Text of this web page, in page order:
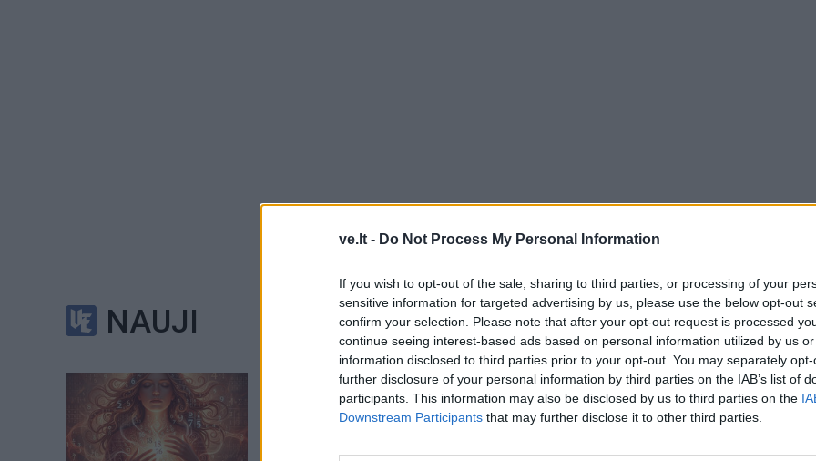
ve.lt - Do Not Process My Personal Information
If you wish to opt-out of the sale, sharing to third parties, or processing of your
sensitive information for targeted advertising by us, please use the below opt-out
confirm your selection. Please note that after your opt-out request is processed
continue seeing interest-based ads based on personal information utilized by us
information disclosed to third parties prior to your opt-out. You may separately
further disclosure of your personal information by third parties on the IAB’s list of
participants. This information may also be disclosed by us to third parties on the
Downstream Participants that may further disclose it to other third parties.
NAUJI
Płocko miesto – kai maždaug trijų metrų gylyje smėlio sluoksnyje rado
sulaužytą kaukolę.
Jis nedelsdamas nutraukė darbus, informavo savo viršininką ir žemės
savininką, o tada didelį ir sunkų fragmentą padovanojo Varšuvos Žemės
muziejui.